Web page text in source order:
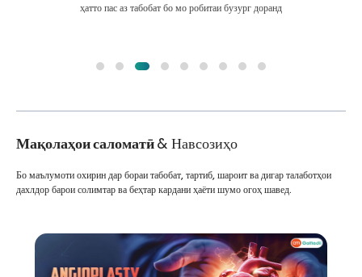
ҳатто пас аз табобат бо мо робитаи бузург доранд
Мақолаҳои саломатӣ& Навсозиҳо
Бо маълумоти охирин дар бораи табобат, тартиб, шароит ва дигар талаботҳои
дахлдор барои солимтар ва беҳтар кардани ҳаёти шумо огоҳ шавед.